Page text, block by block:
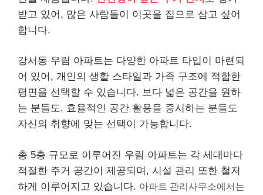
받고 있어, 많은 사람들이 이곳을 집으로 삼고 싶어
합니다.
강서동 우림 아파트는 다양한 아파트 타입이 마련되
어 있어, 개인의 생활 스타일과 가족 구조에 적합한
평면을 선택할 수 있습니다. 보다 넓은 공간을 원하
는 분들도, 효율적인 공간 활용을 중시하는 분들도
자신의 취향에 맞는 선택이 가능합니다.
총 5층 규모로 이루어진 우림 아파트는 각 세대마다
적절한 주거 공간이 제공되며, 시설 관리 또한 철저
하게 이루어지고 있습니다. 아파트 관리사무소에서는